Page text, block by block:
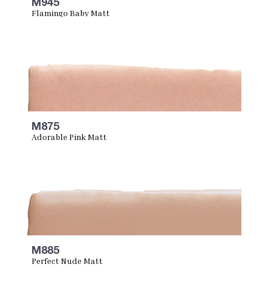
M945
Flamingo Baby Matt
M875
Adorable Pink Matt
M885
Perfect Nude Matt